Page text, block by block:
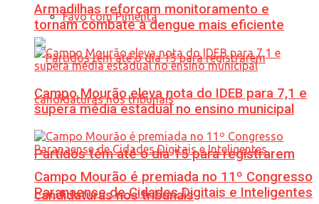
Favo com Pimenta
Partidos têm até o dia 15 para registrarem
candidaturas nos tribunais
Armadilhas reforçam monitoramento e
tornam combate à dengue mais eficiente
Campo Mourão eleva nota do IDEB para 7,1 e
supera média estadual no ensino municipal
Campo Mourão é premiada no 11º Congresso
Paranaense de Cidades Digitais e Inteligentes